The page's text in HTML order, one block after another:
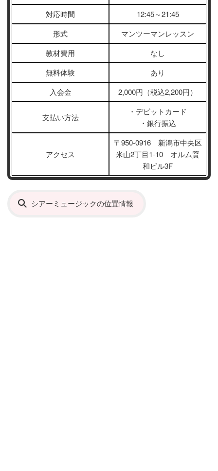
対応時間
12:45～21:45
形式
マンツーマンレッスン
教材費用
なし
無料体験
あり
入会金
2,000円（税込2,200円）
支払い方法
・デビットカード
・銀行振込
アクセス
〒950-0916 新潟市中央区
米山2丁目1-10 オルム賢
和ビル3F
シアーミュージックの位置情報